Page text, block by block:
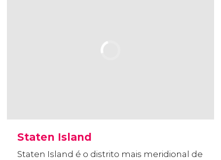
Staten Island
Staten Island é o distrito mais meridional de